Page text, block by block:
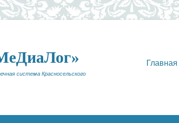
система Красносельского
Главная